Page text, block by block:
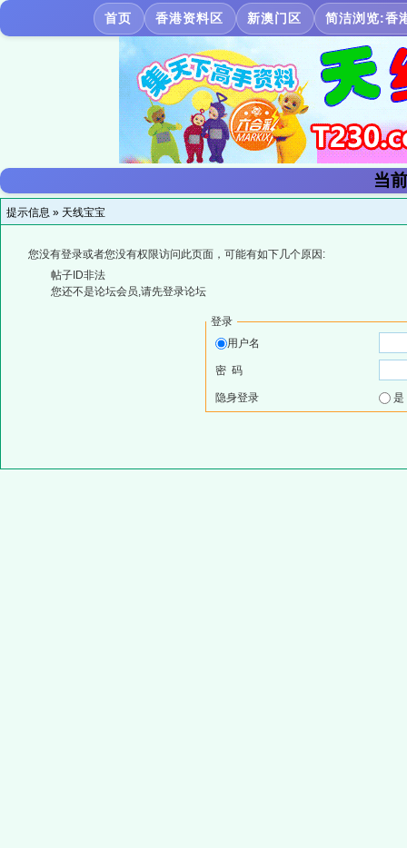
首页 香港资料区 新澳门区 简洁浏览:香
当
提示信息 » 天线宝宝
您没有登录或者您没有权限访问此页面，可能有如下几个原因:
帖子ID非法
您还不是论坛会员,请先登录论坛
登录
用户名
密 码
隐身登录